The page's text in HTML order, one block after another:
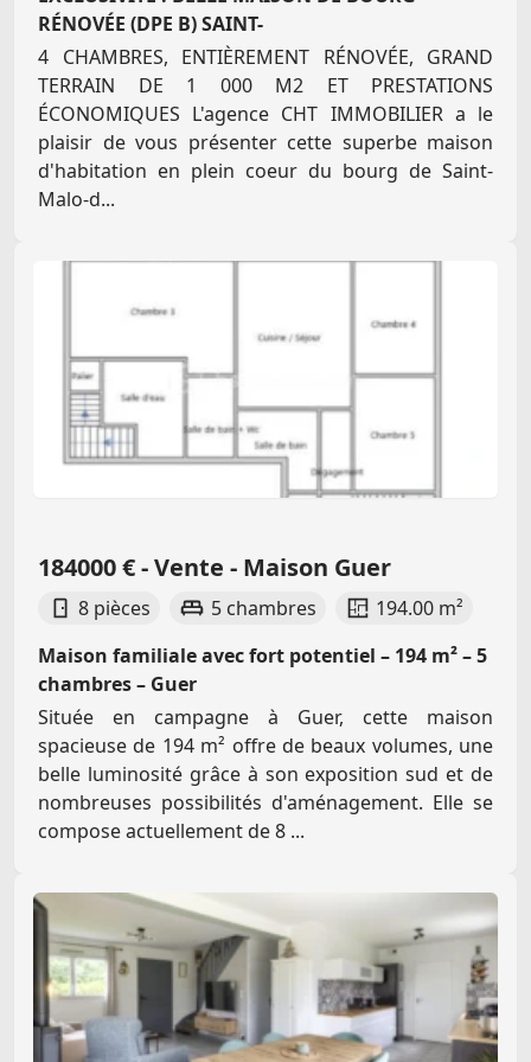
RÉNOVÉE (DPE B) SAINT-
4 CHAMBRES, ENTIÈREMENT RÉNOVÉE, GRAND
TERRAIN DE 1 000 M2 ET PRESTATIONS
ÉCONOMIQUES L'agence CHT IMMOBILIER a le
plaisir de vous présenter cette superbe maison
d'habitation en plein coeur du bourg de Saint-
Malo-d...
184000 € - Vente - Maison Guer
8 pièces 5 chambres
194.00 m²
Maison familiale avec fort potentiel – 194 m² – 5
chambres – Guer
Située en campagne à Guer, cette maison
spacieuse de 194 m² offre de beaux volumes, une
belle luminosité grâce à son exposition sud et de
nombreuses possibilités d'aménagement. Elle se
compose actuellement de 8 ...